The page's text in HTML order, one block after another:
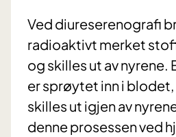
Ved diureserenografi
radioaktivt merket
og skilles ut av
er sprøytet inn i
skilles ut igjen av
denne prosessen ved